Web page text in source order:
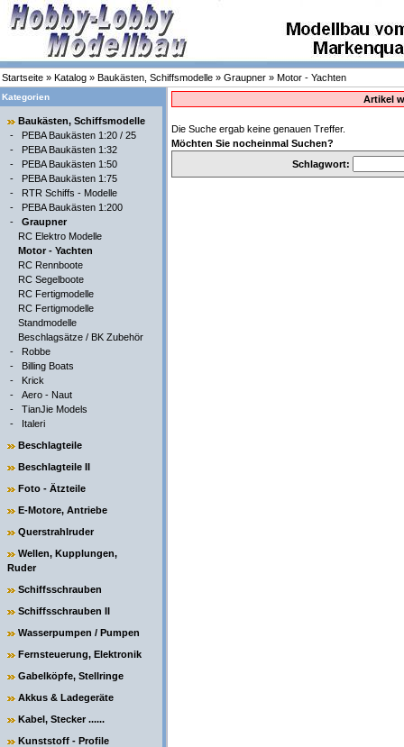
Startseite » Katalog » Baukästen, Schiffsmodelle » Graupner » Motor - Yachten
Kategorien
Baukästen, Schiffsmodelle
- PEBA Baukästen 1:20 / 25
- PEBA Baukästen 1:32
- PEBA Baukästen 1:50
- PEBA Baukästen 1:75
- RTR Schiffs - Modelle
- PEBA Baukästen 1:200
- Graupner
RC Elektro Modelle
Motor - Yachten
RC Rennboote
RC Segelboote
RC Fertigmodelle
RC Fertigmodelle
Standmodelle
Beschlagsätze / BK Zubehör
- Robbe
- Billing Boats
- Krick
- Aero - Naut
- TianJie Models
- Italeri
Beschlagteile
Beschlagteile II
Foto - Ätzteile
E-Motore, Antriebe
Querstrahlruder
Wellen, Kupplungen,
Ruder
Schiffsschrauben
Schiffsschrauben II
Wasserpumpen / Pumpen
Fernsteuerung, Elektronik
Gabelköpfe, Stellringe
Akkus & Ladegeräte
Kabel, Stecker ......
Kunststoff - Profile
Artikel
Die Suche ergab keine genauen Treffer.
Möchten Sie nocheinmal Suchen?
Schlagwort: